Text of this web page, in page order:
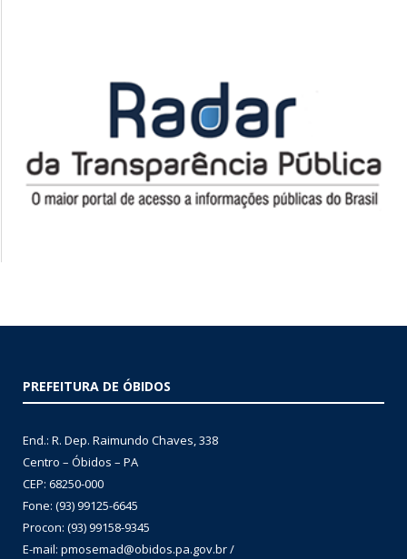
PREFEITURA DE ÓBIDOS
End.: R. Dep. Raimundo Chaves, 338
Centro – Óbidos – PA
CEP: 68250-000
Fone: (93) 99125-6645
Procon: (93) 99158-9345
E-mail: pmosemad@obidos.pa.gov.br /